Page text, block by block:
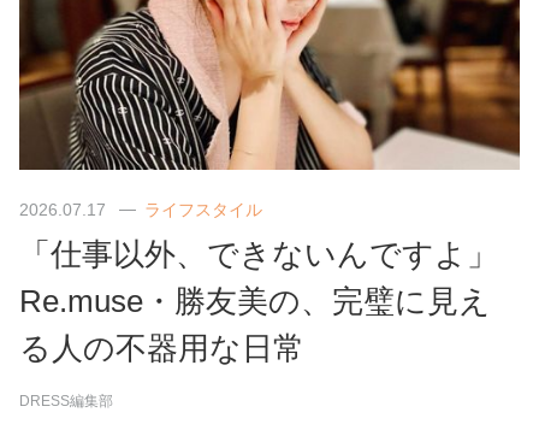
2026.07.17 ライフスタイル
「仕事以外、できないんですよ」
Re.muse・勝友美の、完璧に見え
る人の不器用な日常
DRESS編集部